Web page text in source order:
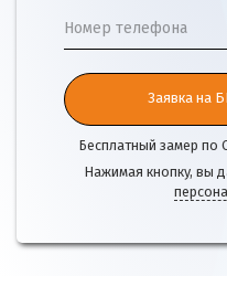
Номер телефона
Заявка на
Бесплатный замер
Нажимая кнопку, вы